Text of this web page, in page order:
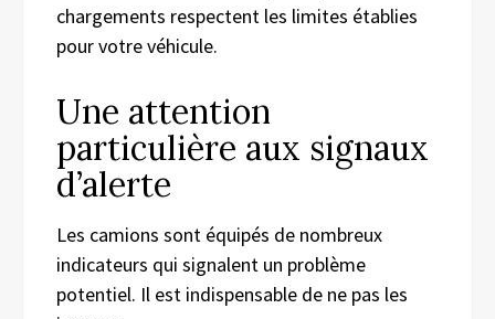
chargements respectent les limites établies
pour votre véhicule.
Une attention
particulière aux signaux
d’alerte
Les camions sont équipés de nombreux
indicateurs qui signalent un problème
potentiel. Il est indispensable de ne pas les